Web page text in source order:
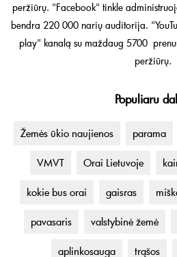
peržiūrų. "Facebook" tinkle
bendra 220 000 narių auditorija.
play" kanalą su maždaug 5700
peržiūrų.
Populiaru
Žemės ūkio naujienos parama
VMVT Orai Lietuvoje
kokie bus orai gaisras
pavasaris valstybinė žemė
aplinkosauga trąšos